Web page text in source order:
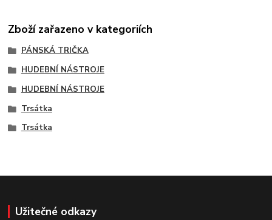
Zboží zařazeno v kategoriích
PÁNSKÁ TRIČKA
HUDEBNÍ NÁSTROJE
HUDEBNÍ NÁSTROJE
Trsátka
Trsátka
Užitečné odkazy